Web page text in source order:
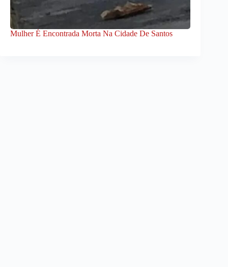
Mulher É Encontrada Morta Na Cidade De Santos